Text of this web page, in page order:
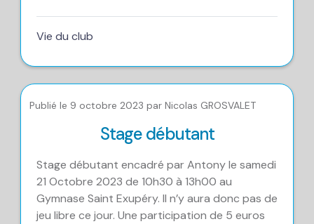
Vie du club
Publié le 9 octobre 2023 par Nicolas GROSVALET
Stage débutant
Stage débutant encadré par Antony le samedi
21 Octobre 2023 de 10h30 à 13h00 au
Gymnase Saint Exupéry. Il n’y aura donc pas de
jeu libre ce jour. Une participation de 5 euros